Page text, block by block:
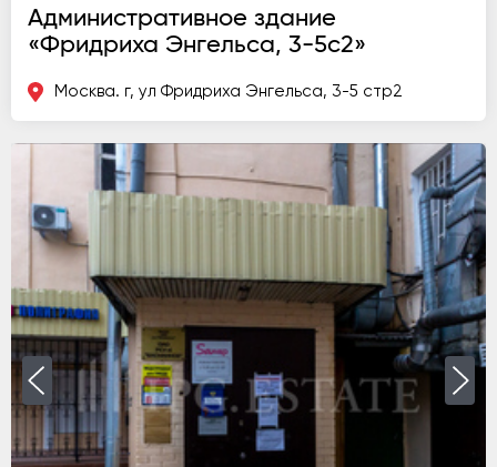
Административное здание
«Фридриха Энгельса, 3-5с2»
Москва. г, ул Фридриха Энгельса, 3-5 стр2